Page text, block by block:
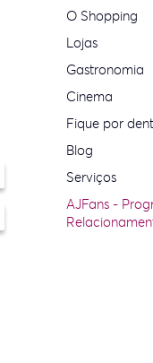
O Shopping
Lojas
Gastronomia
Cinema
Fique por
Blog
Serviços
AJFans -